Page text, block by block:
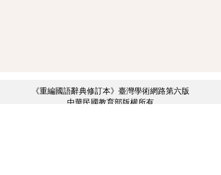
《重編國語辭典修訂本》臺灣學術網路第六版
中華民國教育部版權所有